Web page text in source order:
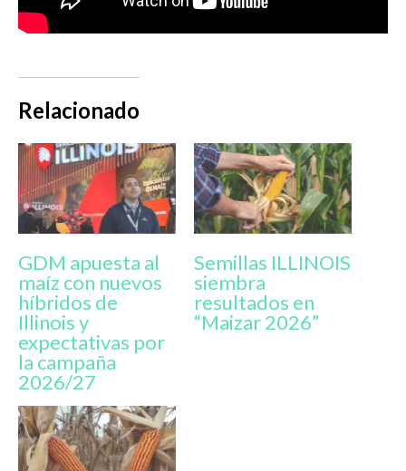
Relacionado
GDM apuesta al
maíz con nuevos
híbridos de
Illinois y
expectativas por
la campaña
2026/27
Semillas ILLINOIS
siembra
resultados en
“Maizar 2026”